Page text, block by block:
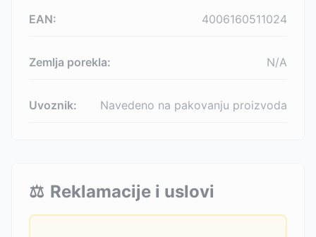
EAN: 4006160511024
Zemlja porekla: N/A
Uvoznik: Navedeno na pakovanju proizvoda
⚖️ Reklamacije i uslovi